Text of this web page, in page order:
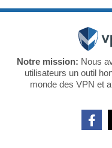
Notre mission: Nous
utilisateurs un outil
monde des VPN et